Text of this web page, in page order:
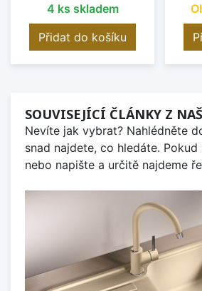
4 ks skladem
Přidat do košíku
SOUVISEJÍCÍ ČLÁNKY Z
Nevíte jak vybrat? Nahlédněte
snad najdete, co hledáte.
nebo napište a určitě najdeme